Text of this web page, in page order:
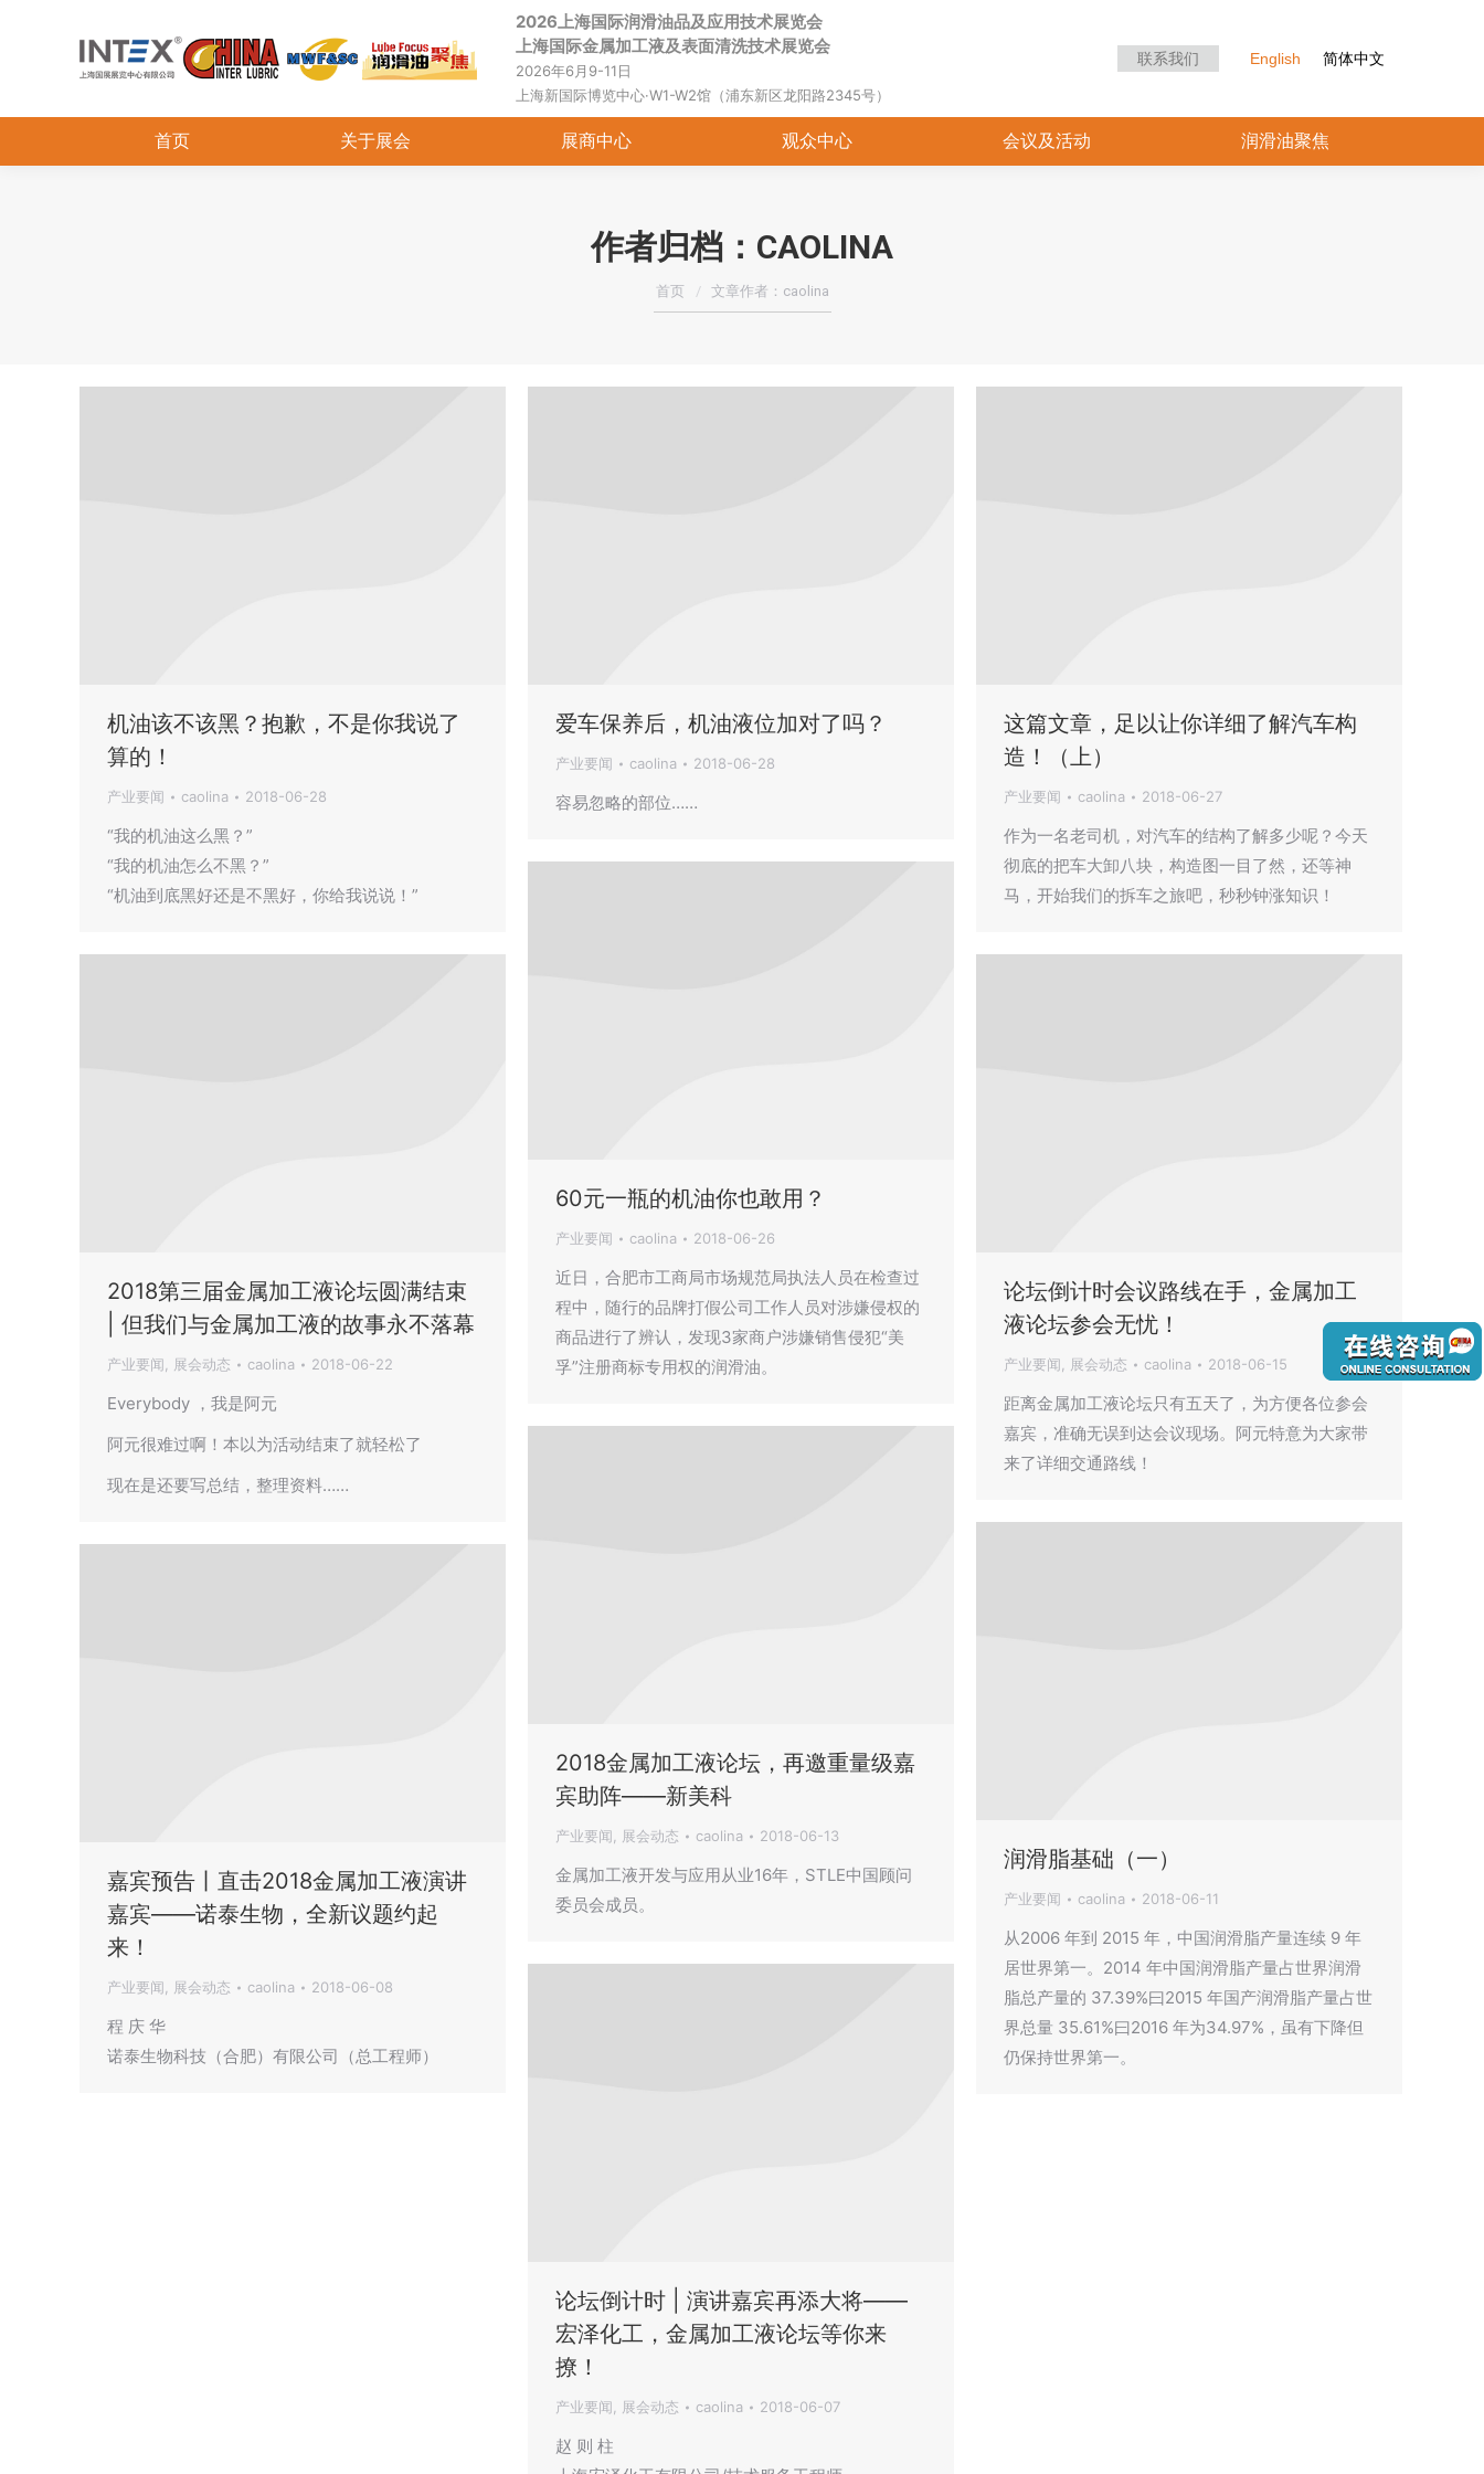
2026上海国际润滑油品及应用技术展览会
上海国际金属加工液及表面清洗技术展览会
2026年6月9-11日
上海新国际博览中心·W1-W2馆（浦东新区龙阳路2345号）
联系我们 English 简体中文
首页 关于展会 展商中心 观众中心 会议及活动 润滑油聚焦
作者归档： CAOLINA
您在这里：
首页 文章作者：caolina
机油该不该黑？抱歉，不是你我说了
算的！
产业要闻 caolina 2018-06-28
“我的机油这么黑？”
“我的机油怎么不黑？”
“机油到底黑好还是不黑好，你给我说说！”
爱车保养后，机油液位加对了吗？
产业要闻 caolina 2018-06-28
容易忽略的部位……
这篇文章，足以让你详细了解汽车构
造！（上）
产业要闻 caolina 2018-06-27
作为一名老司机，对汽车的结构了解多少呢？今天
彻底的把车大卸八块，构造图一目了然，还等神
马，开始我们的拆车之旅吧，秒秒钟涨知识！
60元一瓶的机油你也敢用？
产业要闻 caolina 2018-06-26
近日，合肥市工商局市场规范局执法人员在检查过
程中，随行的品牌打假公司工作人员对涉嫌侵权的
商品进行了辨认，发现3家商户涉嫌销售侵犯“美
孚”注册商标专用权的润滑油。
2018第三届金属加工液论坛圆满结束
| 但我们与金属加工液的故事永不落幕
产业要闻 展会动态 caolina 2018-06-22
Everybody ，我是阿元
阿元很难过啊！本以为活动结束了就轻松了
现在是还要写总结，整理资料……
论坛倒计时会议路线在手，金属加工
液论坛参会无忧！
产业要闻 展会动态 caolina 2018-06-15
距离金属加工液论坛只有五天了，为方便各位参会
嘉宾，准确无误到达会议现场。阿元特意为大家带
来了详细交通路线！
2018金属加工液论坛，再邀重量级嘉
宾助阵——新美科
产业要闻 展会动态 caolina 2018-06-13
金属加工液开发与应用从业16年，STLE中国顾问
委员会成员。
润滑脂基础（一）
产业要闻 caolina 2018-06-11
从2006 年到 2015 年，中国润滑脂产量连续 9 年
居世界第一。2014 年中国润滑脂产量占世界润滑
脂总产量的 37.39%曰2015 年国产润滑脂产量占世
界总量 35.61%曰2016 年为34.97%，虽有下降但
仍保持世界第一。
嘉宾预告丨直击2018金属加工液演讲
嘉宾——诺泰生物，全新议题约起
来！
产业要闻 展会动态 caolina 2018-06-08
程 庆 华
诺泰生物科技（合肥）有限公司（总工程师）
论坛倒计时 | 演讲嘉宾再添大将——
宏泽化工，金属加工液论坛等你来
撩！
产业要闻 展会动态 caolina 2018-06-07
赵 则 柱
首页 关于展会 展商中心